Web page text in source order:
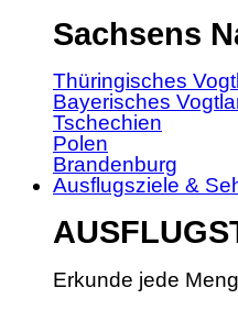
Sachsens
Thüringisches
Bayerisches
Tschechien
Polen
Brandenburg
Ausflugsziele &
Erkunde jede